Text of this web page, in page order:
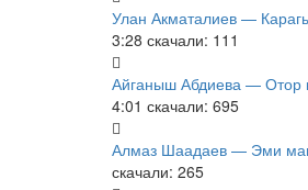
Улан Акматалиев —
3:28 скачали: 111
Айганыш Абдиева — Отор
4:01 скачали: 695
Алмаз Шаадаев — Эми
скачали: 265